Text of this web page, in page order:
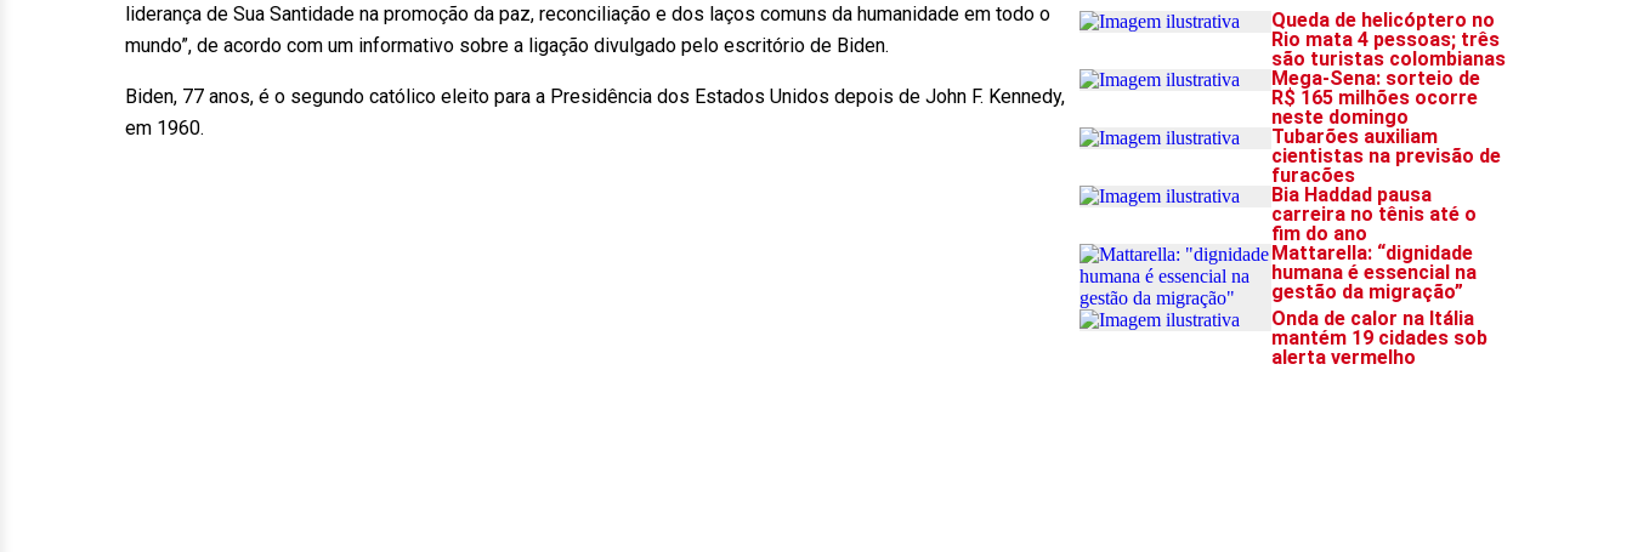
liderança de Sua Santidade na promoção da paz, reconciliação e dos laços comuns da humanidade em todo o
mundo”, de acordo com um informativo sobre a ligação divulgado pelo escritório de Biden.
Biden, 77 anos, é o segundo católico eleito para a Presidência dos Estados Unidos depois de John F. Kennedy,
em 1960.